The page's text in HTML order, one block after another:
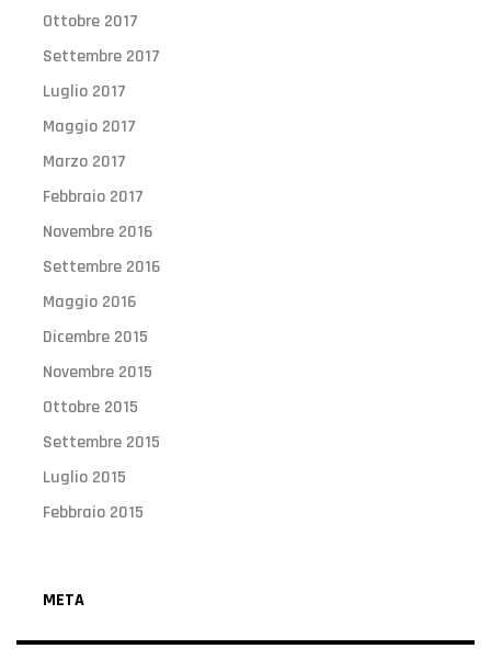
Ottobre 2017
Settembre 2017
Luglio 2017
Maggio 2017
Marzo 2017
Febbraio 2017
Novembre 2016
Settembre 2016
Maggio 2016
Dicembre 2015
Novembre 2015
Ottobre 2015
Settembre 2015
Luglio 2015
Febbraio 2015
META